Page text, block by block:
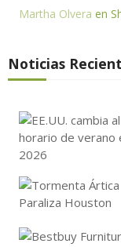
Martha Olvera en
Noticias